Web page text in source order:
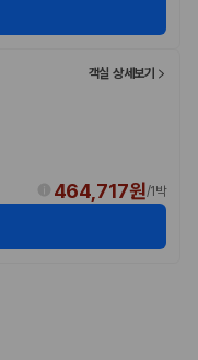
질문
게 하나요?
렌트카 업체별 가격, 차종,
있습니다.
비교해야 하나요?
객실 상세보기
464,717원/1박